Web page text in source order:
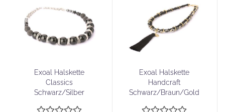
Exoal Halskette
Classics
Schwarz/Silber
Exoal Halskette
Handcraft
Schwarz/Braun/Gold